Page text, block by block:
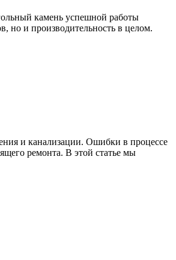
камень успешной работы
но и производительность в целом.
и канализации. Ошибки в процессе
ремонта. В этой статье мы